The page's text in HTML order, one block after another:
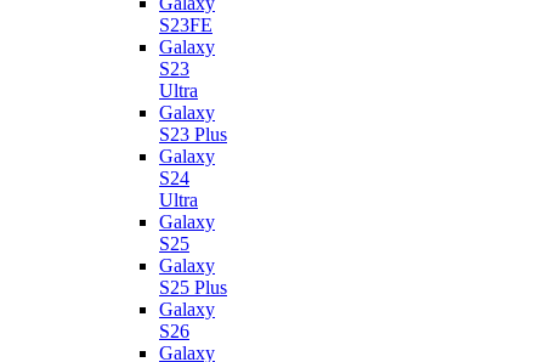
S23FE
Galaxy
S23
Ultra
Galaxy
S23 Plus
Galaxy
S24
Ultra
Galaxy
S25
Galaxy
S25 Plus
Galaxy
S26
Galaxy